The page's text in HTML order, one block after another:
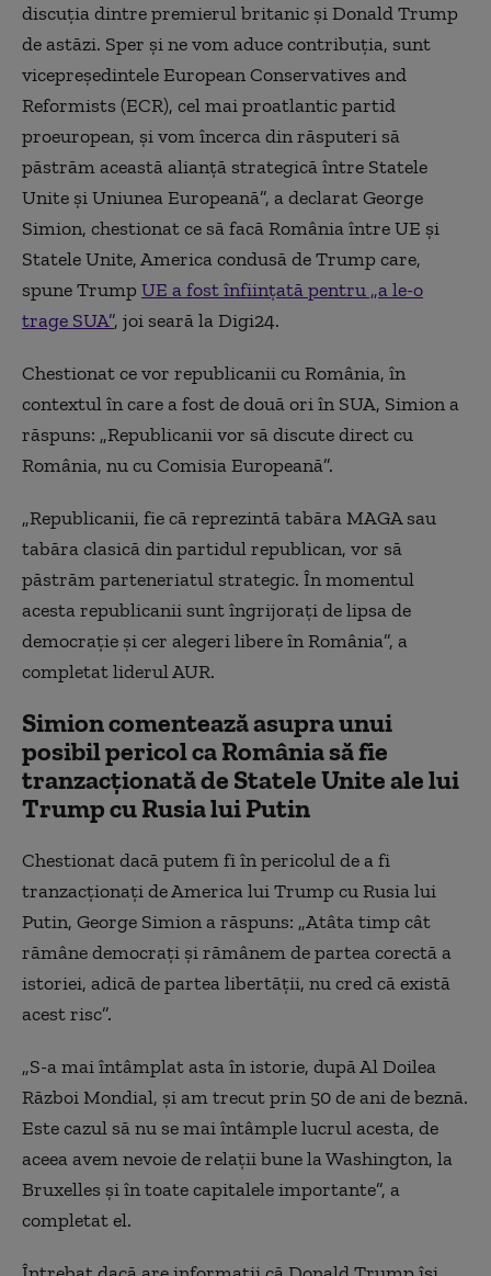
discuția dintre premierul britanic și Donald Trump
de astăzi. Sper și ne vom aduce contribuția, sunt
vicepreședintele European Conservatives and
Reformists (ECR), cel mai proatlantic partid
proeuropean, și vom încerca din răsputeri să
păstrăm această alianță strategică între Statele
Unite și Uniunea Europeană”, a declarat George
Simion, chestionat ce să facă România între UE și
Statele Unite, America condusă de Trump care,
spune Trump UE a fost înființată pentru „a le-o
trage SUA”, joi seară la Digi24.
Chestionat ce vor republicanii cu România, în
contextul în care a fost de două ori în SUA, Simion a
răspuns: „Republicanii vor să discute direct cu
România, nu cu Comisia Europeană”.
„Republicanii, fie că reprezintă tabăra MAGA sau
tabăra clasică din partidul republican, vor să
păstrăm parteneriatul strategic. În momentul
acesta republicanii sunt îngrijorați de lipsa de
democrație și cer alegeri libere în România”, a
completat liderul AUR.
Simion comentează asupra unui
posibil pericol ca România să fie
tranzacționată de Statele Unite ale lui
Trump cu Rusia lui Putin
Chestionat dacă putem fi în pericolul de a fi
tranzacționați de America lui Trump cu Rusia lui
Putin, George Simion a răspuns: „Atâta timp cât
rămâne democrați și rămânem de partea corectă a
istoriei, adică de partea libertății, nu cred că există
acest risc”.
„S-a mai întâmplat asta în istorie, după Al Doilea
Război Mondial, și am trecut prin 50 de ani de beznă.
Este cazul să nu se mai întâmple lucrul acesta, de
aceea avem nevoie de relații bune la Washington, la
Bruxelles și în toate capitalele importante”, a
completat el.